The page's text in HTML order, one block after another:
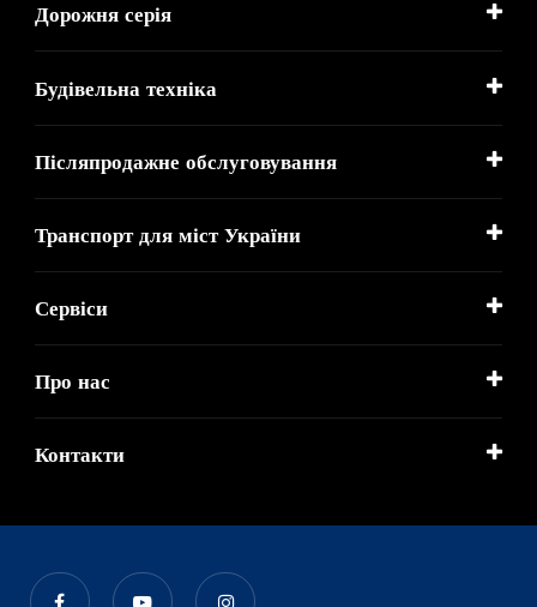
Дорожня серія
Будівельна техніка
Післяпродажне обслуговування
Транспорт для міст України
Сервіси
Про нас
Контакти